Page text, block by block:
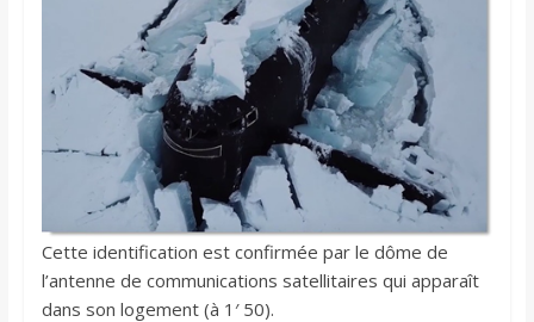
Cette identification est confirmée par le dôme de
l’antenne de communications satellitaires qui apparaît
dans son logement (à 1′ 50).